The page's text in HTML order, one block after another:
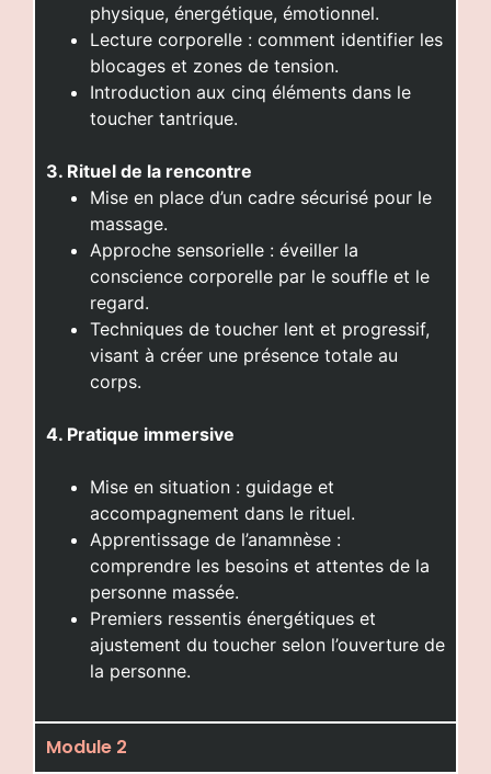
physique, énergétique, émotionnel.
Lecture corporelle : comment identifier les
blocages et zones de tension.
Introduction aux cinq éléments dans le
toucher tantrique.
3. Rituel de la rencontre
Mise en place d’un cadre sécurisé pour le
massage.
Approche sensorielle : éveiller la
conscience corporelle par le souffle et le
regard.
Techniques de toucher lent et progressif,
visant à créer une présence totale au
corps.
4. Pratique immersive
Mise en situation : guidage et
accompagnement dans le rituel.
Apprentissage de l’anamnèse :
comprendre les besoins et attentes de la
personne massée.
Premiers ressentis énergétiques et
ajustement du toucher selon l’ouverture de
la personne.
Module 2